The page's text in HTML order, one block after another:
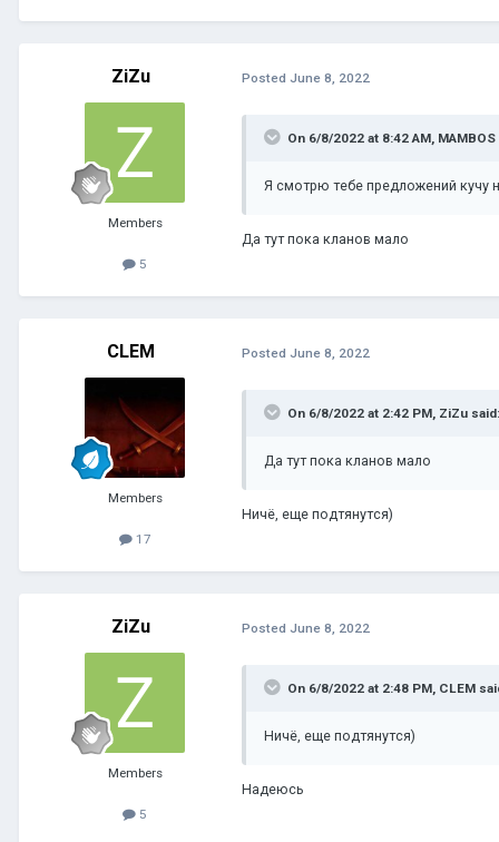
ZiZu
Members
5
Posted June 8, 2022
On 6/8/2022 at 8:42 AM, MAMBOS
Я смотрю тебе предложений кучу
Да тут пока кланов мало
CLEM
Members
17
Posted June 8, 2022
On 6/8/2022 at 2:42 PM, ZiZu said:
Да тут пока кланов мало
Ничё, еще подтянутся)
ZiZu
Members
5
Posted June 8, 2022
On 6/8/2022 at 2:48 PM, CLEM
Ничё, еще подтянутся)
Надеюсь